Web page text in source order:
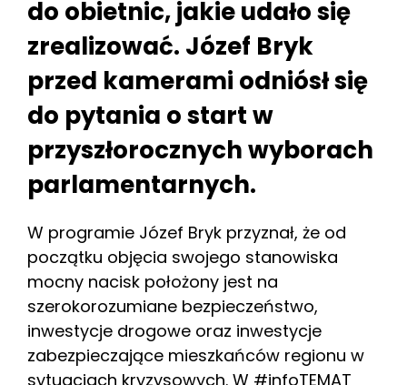
do obietnic, jakie udało się
zrealizować. Józef Bryk
przed kamerami odniósł się
do pytania o start w
przyszłorocznych wyborach
parlamentarnych.
W programie Józef Bryk przyznał, że od
początku objęcia swojego stanowiska
mocny nacisk położony jest na
szerokorozumiane bezpieczeństwo,
inwestycje drogowe oraz inwestycje
zabezpieczające mieszkańców regionu w
sytuacjach kryzysowych. W #infoTEMAT